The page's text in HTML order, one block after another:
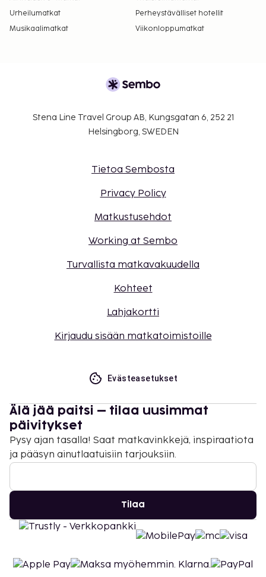
Urheilumatkat
Perheystävälliset hotellit
Musikaalimatkat
Viikonloppumatkat
Stena Line Travel Group AB, Kungsgatan 6, 252 21
Helsingborg, SWEDEN
Tietoa Sembosta
Privacy Policy
Matkustusehdot
Working at Sembo
Turvallista matkavakuudella
Kohteet
Lahjakortti
Kirjaudu sisään matkatoimistoille
Evästeasetukset
Älä jää paitsi – tilaa uusimmat
päivitykset
Pysy ajan tasalla! Saat matkavinkkejä, inspiraatiota
ja pääsyn ainutlaatuisiin tarjouksiin.
Tilaa